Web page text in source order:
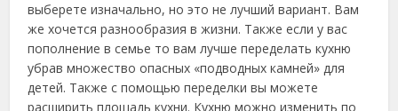
выберете изначально, но это не лучший вариант. Вам
же хочется разнообразия в жизни. Также если у вас
пополнение в семье то вам лучше переделать кухню
убрав множество опасных «подводных камней» для
детей. Также с помощью переделки вы можете
расширить площадь кухни. Кухню можно изменить по